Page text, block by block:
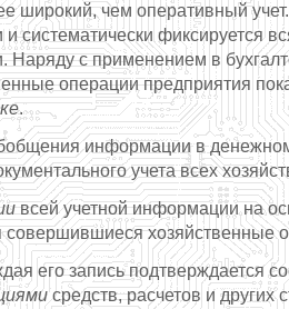
широкий, чем оперативный
систематически фиксируется
с применением в
операции предприятия
.
информации в
учета всех
всей учетной информации на
совершившиеся хозяйственные
его запись подтверждается
средств, расчетов и других